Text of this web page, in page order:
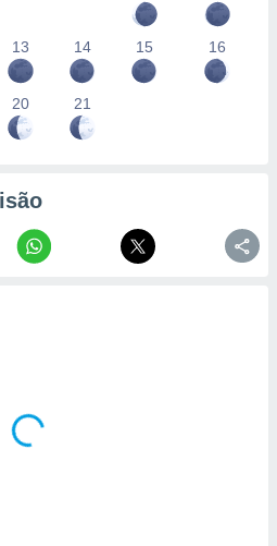
13 14 15 16
20 21